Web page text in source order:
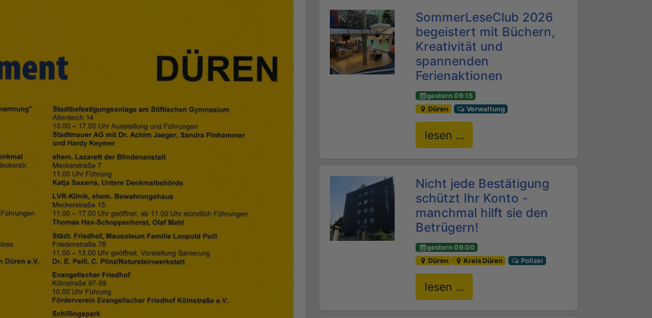
SommerLeseClub 2026
begeistert mit Büchern,
Kreativität und
spannenden
Ferienaktionen
gestern 09:15
Düren
Verwaltung
lesen ...
Nicht jede Bestätigung
schützt Ihr Konto -
manchmal hilft sie den
Betrügern!
gestern 09:00
Düren
Kreis Düren Polizei
lesen ...